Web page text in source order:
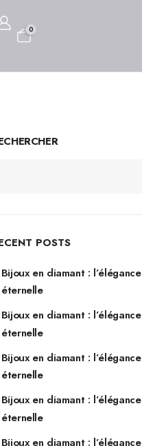
0
POSTS
Bijoux en diamant : l’élégance
éternelle
Bijoux en diamant : l’élégance
éternelle
Bijoux en diamant : l’élégance
éternelle
Bijoux en diamant : l’élégance
éternelle
Bijoux en diamant : l’élégance